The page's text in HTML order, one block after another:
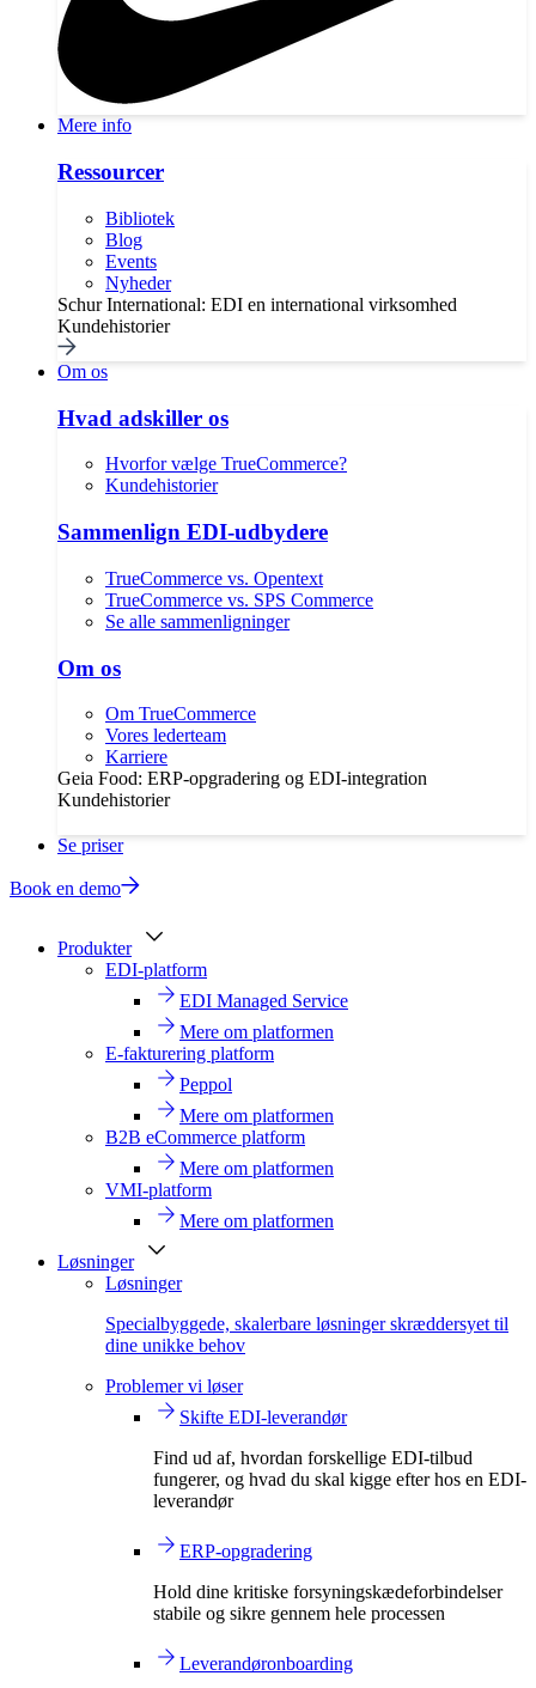
Mere info
Ressourcer
Bibliotek
Blog
Events
Nyheder
Schur International: EDI en international virksomhed
Kundehistorier
Om os
Hvad adskiller os
Hvorfor vælge TrueCommerce?
Kundehistorier
Sammenlign EDI-udbydere
TrueCommerce vs. Opentext
TrueCommerce vs. SPS Commerce
Se alle sammenligninger
Om os
Om TrueCommerce
Vores lederteam
Karriere
Geia Food: ERP-opgradering og EDI-integration
Kundehistorier
Se priser
Book en demo
Produkter
EDI-platform
EDI Managed Service
Mere om platformen
E-fakturering platform
Peppol
Mere om platformen
B2B eCommerce platform
Mere om platformen
VMI-platform
Mere om platformen
Løsninger
Løsninger
Specialbyggede, skalerbare løsninger skræddersyet til
dine unikke behov
Problemer vi løser
Skifte EDI-leverandør
Find ud af, hvordan forskellige EDI-tilbud
fungerer, og hvad du skal kigge efter hos en EDI-
leverandør
ERP-opgradering
Hold dine kritiske forsyningskædeforbindelser
stabile og sikre gennem hele processen
Leverandøronboarding